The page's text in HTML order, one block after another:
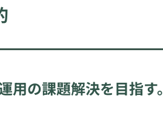
用の課題解決を目指す。